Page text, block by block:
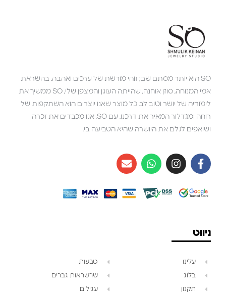
SO הוא יותר מסתם שם; זוהי מורשת של ערכים ואהבה. בהשראת
אמי המנוחה, סוזן אוחנה, שהייתה העוגן והמצפן שלי, SO ממשיך את
לימודיה של יושר וטוב לב. כל מוצר שאנו יוצרים הוא השתקפות של
רוחה ומגדלור המאיר את דרכנו. עם SO, אנו מכבדים את זכרה
ושואפים לגלם את היושרה שהיא הטביעה בי.
ניווט
עלינו
בלוג
תקנון
טבעות
שרשראות גברים
עגילים